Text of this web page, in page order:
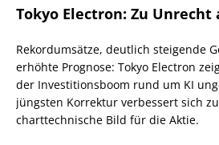
Tokyo Electron: Zu Unrecht
Rekordumsätze, deutlich steigende
erhöhte Prognose: Tokyo Electron
der Investitionsboom rund um KI
jüngsten Korrektur verbessert sich
charttechnische Bild für die Aktie.